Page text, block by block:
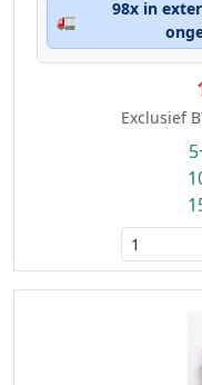
🚛
98x in
Exclusief